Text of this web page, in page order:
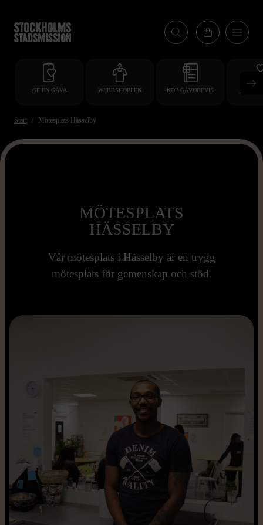
till
huvudinnehåll
GE EN GÅVA WEBBSHOPPEN KÖP GÅVOBEVIS
Start Mötesplats Hässelby
MÖTESPLATS
HÄSSELBY
Vår mötesplats i Hässelby är en trygg
mötesplats för gemenskap och stöd.